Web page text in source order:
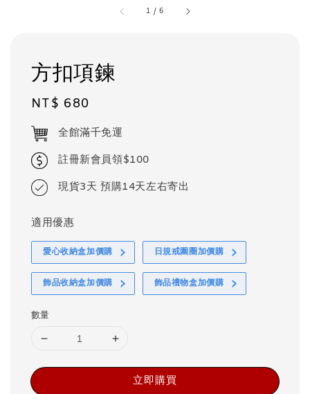
1 /6
方扣項鍊
Regular
price
NT$ 680
全館滿千免運
註冊新會員領$100
現貨3天 預購14天左右寄出
適用優惠
愛心收納盒加價購 日規戒圍圈加價購
飾品收納盒加價購 飾品禮物盒加價購
數量
立即購買